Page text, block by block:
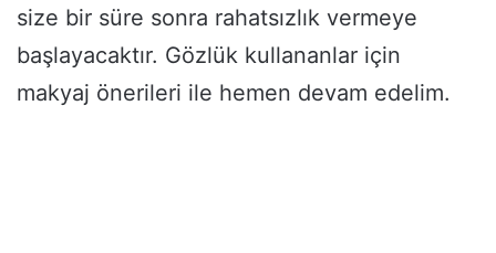
size bir süre sonra rahatsızlık vermeye
başlayacaktır. Gözlük kullananlar için
makyaj önerileri ile hemen devam edelim.